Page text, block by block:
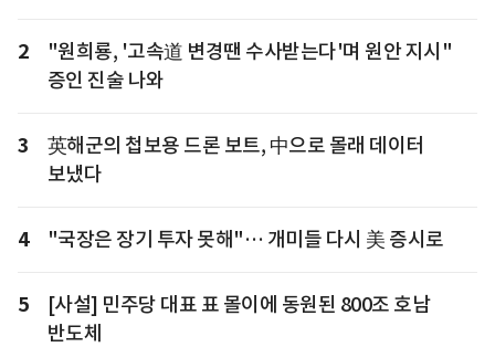
2
"원희룡, '고속道 변경땐 수사받는다'며 원안 지시"
증인 진술 나와
3
英해군의 첩보용 드론 보트, 中으로 몰래 데이터
보냈다
4 "국장은 장기 투자 못해"… 개미들 다시 美 증시로
5
[사설] 민주당 대표 표 몰이에 동원된 800조 호남
반도체